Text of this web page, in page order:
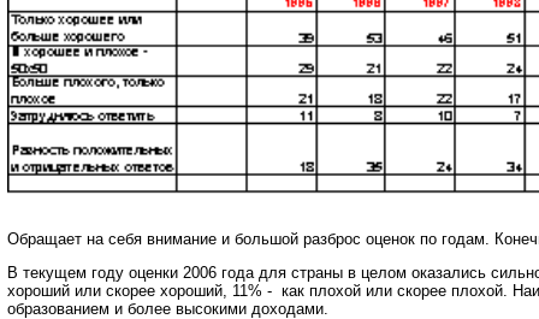
Обращает на себя внимание и большой разброс оценок по годам.
В текущем году оценки 2006 года для страны в целом оказались
хороший или скорее хороший, 11% - как плохой или скорее плохой.
образованием и более высокими доходами.